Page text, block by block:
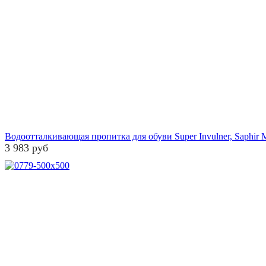
Водоотталкивающая пропитка для обуви Super Invulner, Saphir
3 983 руб